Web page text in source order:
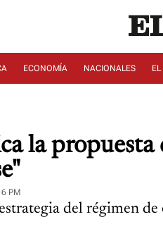
ECONOMÍA NACIONALES
la
PM
del régimen